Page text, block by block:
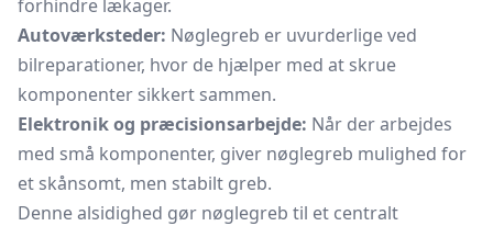
forhindre lækager.
Autoværksteder: Nøglegreb er uvurderlige ved
bilreparationer, hvor de hjælper med at skrue
komponenter sikkert sammen.
Elektronik og præcisionsarbejde: Når der arbejdes
med små komponenter, giver nøglegreb mulighed for
et skånsomt, men stabilt greb.
Denne alsidighed gør nøglegreb til et centralt